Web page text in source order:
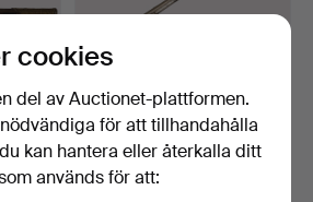
17…
SNAPPLÅSKARBIN,
Miquelet-lås och stålkolv,…
7 dagar
cookies
del av Auctionet-plattformen.
för att tillhandahålla
kan hantera eller återkalla ditt
används för att: